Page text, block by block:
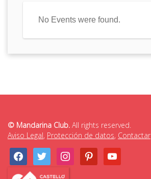
No Events were found.
© Mandarina Club. All rights reserved.
Aviso Legal, Protección de datos, Contactar
facebooktwitter instagrampinterestyoutube